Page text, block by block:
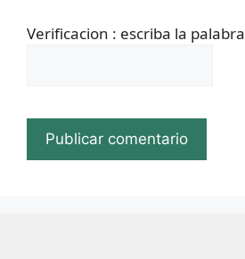
Verificacion : escriba la palabra